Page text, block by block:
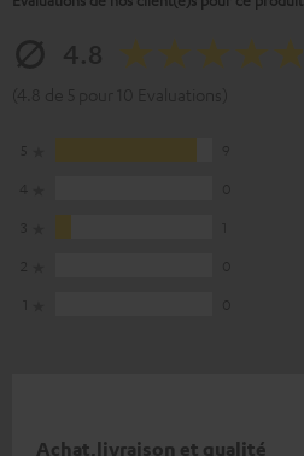
Achat,livraison et qualité